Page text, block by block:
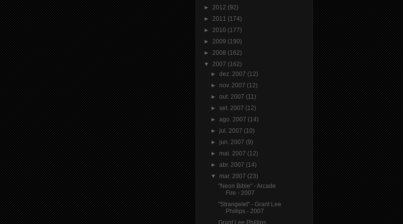
► 2012 (92)
► 2011 (174)
► 2010 (177)
► 2009 (190)
► 2008 (162)
▼ 2007 (162)
►dez. 2007 (12)
► nov. 2007 (12)
►out. 2007 (11)
►set. 2007 (12)
►ago. 2007 (14)
► jul. 2007 (10)
► jun. 2007 (9)
► mai. 2007 (12)
►abr. 2007 (14)
▼ mar. 2007 (23)
"Neon Bible" - Arcade
Fire - 2007
"Strangelet" - Grant Lee
Phillips - 2007
Grant Lee Phillips